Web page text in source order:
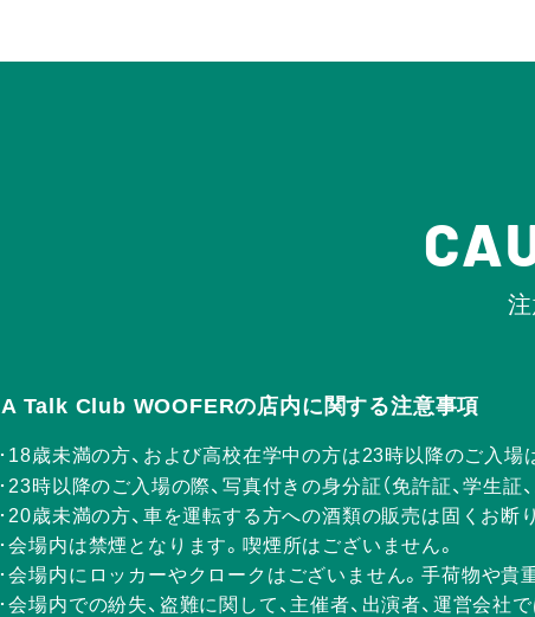
A Talk Club WOOFERの店内に関する注意事項
18歳未満の方、および高校在学中の方は23時以降のご入場
23時以降のご入場の際、写真付きの身分証（免許証、学生証
20歳未満の方、車を運転する方への酒類の販売は固くお断
会場内は禁煙となります。喫煙所はございません。
会場内にロッカーやクロークはございません。手荷物や貴
会場内での紛失、盗難に関して、主催者、出演者、運営会